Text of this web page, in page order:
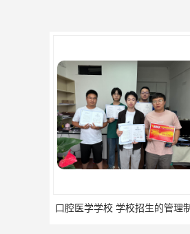
云南口腔医学招生学校的优势